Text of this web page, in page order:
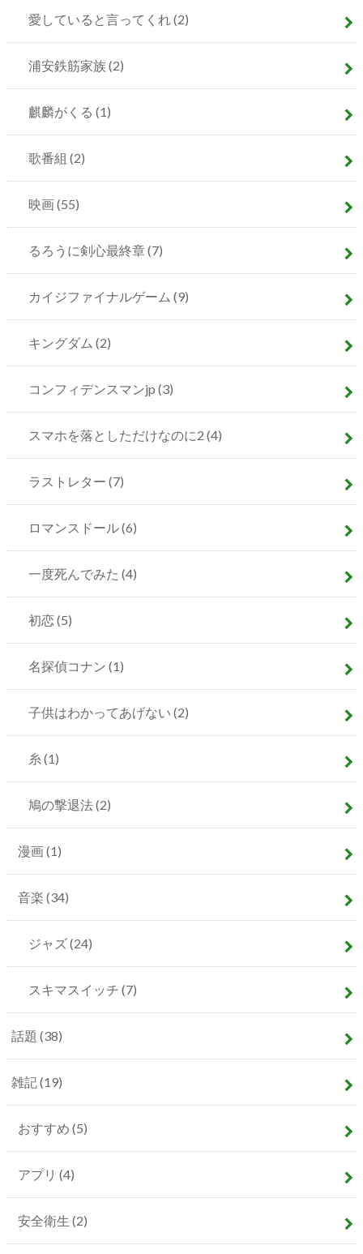
愛していると言ってくれ(2)
浦安鉄筋家族(2)
麒麟がくる (1)
歌番組 (2)
映画(55)
るろうに剣心最終章(7)
カイジファイナルゲーム (9)
キングダム (2)
コンフィデンスマンjp (3)
スマホを落としただけなのに2 (4)
ラストレター (7)
ロマンスドール(6)
一度死んでみた (4)
初恋(5)
名探偵コナン (1)
子供はわかってあげない (2)
糸 (1)
鳩の撃退法(2)
漫画(1)
音楽 (34)
ジャズ(24)
スキマスイッチ (7)
話題 (38)
雑記(19)
おすすめ (5)
アプリ (4)
安全衛生 (2)